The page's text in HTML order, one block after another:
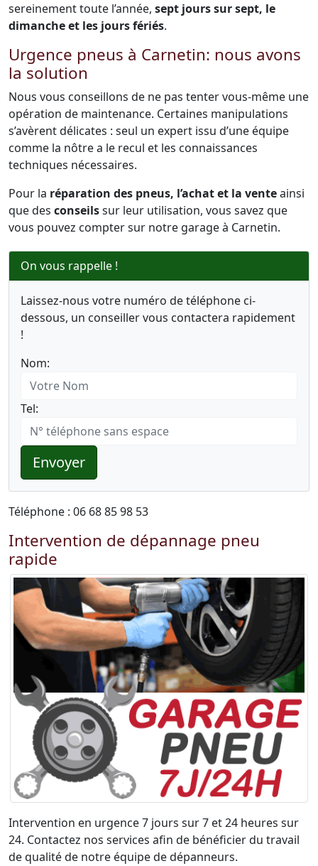
sereinement toute l’année, sept jours sur sept, le
dimanche et les jours fériés.
Urgence pneus à Carnetin: nous avons
la solution
Nous vous conseillons de ne pas tenter vous-même une
opération de maintenance. Certaines manipulations
s’avèrent délicates : seul un expert issu d’une équipe
comme la nôtre a le recul et les connaissances
techniques nécessaires.
Pour la réparation des pneus, l’achat et la venteainsi
que des conseilssur leur utilisation, vous savez que
vous pouvez compter sur notre garage à Carnetin.
On vous rappelle !
Laissez-nous votre numéro de téléphone ci-
dessous, un conseiller vous contactera rapidement
!
Nom:
Tel:
Envoyer
Téléphone : 06 68 85 98 53
Intervention de dépannage pneu
rapide
Intervention en urgence 7 jours sur 7 et 24 heures sur
24. Contactez nos services afin de bénéficier du travail
de qualité de notre équipe de dépanneurs.